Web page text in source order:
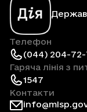
Телефон
(044) 204-72-
Гаряча лінія з
1547
Контакти